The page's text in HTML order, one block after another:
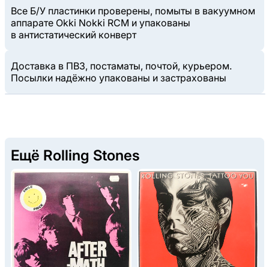
Все Б/У пластинки проверены, помыты в вакуумном
аппарате Okki Nokki RCM и упакованы
в антистатический конверт
Доставка в ПВЗ, постаматы, почтой, курьером.
Посылки надёжно упакованы и застрахованы
Ещё Rolling Stones